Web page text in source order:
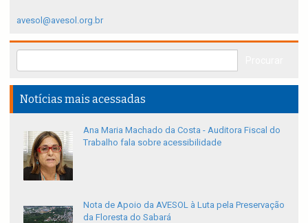
avesol@avesol.org.br
Notícias mais acessadas
Ana Maria Machado da Costa - Auditora Fiscal do
Trabalho fala sobre acessibilidade
Nota de Apoio da AVESOL à Luta pela Preservação
da Floresta do Sabará